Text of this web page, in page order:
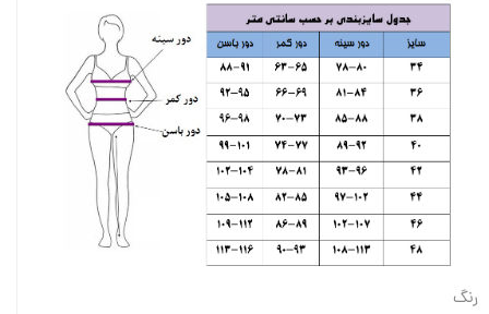
رنگ